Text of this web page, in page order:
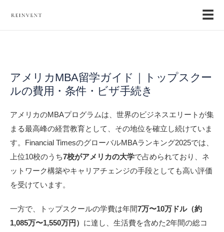
☰
アメリカMBA留学ガイド｜トップスクー
ルの費用・条件・ビザ手続き
アメリカのMBAプログラムは、世界のビジネスエリートが集
まる最高峰の経営教育として、その地位を確立し続けていま
す。Financial TimesのグローバルMBAランキング2025では、
上位10校のうち7校がアメリカの大学で占められており、ネ
ットワーク構築やキャリアチェンジの手段としても高い評価
を受けています。
一方で、トップスクールの学費は年間7万〜10万ドル（約
1,085万〜1,550万円） に達し、生活費を含めた2年間の総コ